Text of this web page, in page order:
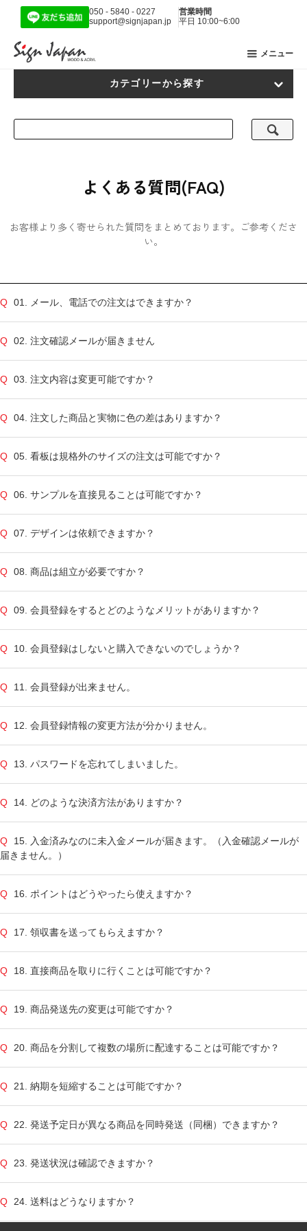
050 - 5840 - 0227
support@signjapan.jp
営業時間
平日 10:00~6:00
メニュー
カテゴリーから探す
よくある質問(FAQ)
お客様より多く寄せられた質問をまとめております。ご参考くださ
い。
01. メール、電話での注文はできますか？
02. 注文確認メールが届きません
03. 注文内容は変更可能ですか？
04. 注文した商品と実物に色の差はありますか？
05. 看板は規格外のサイズの注文は可能ですか？
06. サンプルを直接見ることは可能ですか？
07. デザインは依頼できますか？
08. 商品は組立が必要ですか？
09. 会員登録をするとどのようなメリットがありますか？
10. 会員登録はしないと購入できないのでしょうか？
11. 会員登録が出来ません。
12. 会員登録情報の変更方法が分かりません。
13. パスワードを忘れてしまいました。
14. どのような決済方法がありますか？
15. 入金済みなのに未入金メールが届きます。（入金確認メールが
届きません。）
16. ポイントはどうやったら使えますか？
17. 領収書を送ってもらえますか？
18. 直接商品を取りに行くことは可能ですか？
19. 商品発送先の変更は可能ですか？
20. 商品を分割して複数の場所に配達することは可能ですか？
21. 納期を短縮することは可能ですか？
22. 発送予定日が異なる商品を同時発送（同梱）できますか？
23. 発送状況は確認できますか？
24. 送料はどうなりますか？